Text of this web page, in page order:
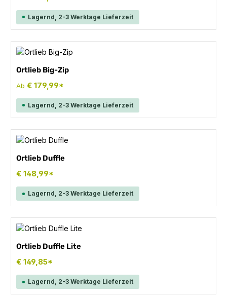
Lagernd, 2-3 Werktage Lieferzeit
Ortlieb Big-Zip
Ab€ 179,99*
Lagernd, 2-3 Werktage Lieferzeit
Ortlieb Duffle
€ 148,99*
Lagernd, 2-3 Werktage Lieferzeit
Ortlieb Duffle Lite
€ 149,85*
Lagernd, 2-3 Werktage Lieferzeit